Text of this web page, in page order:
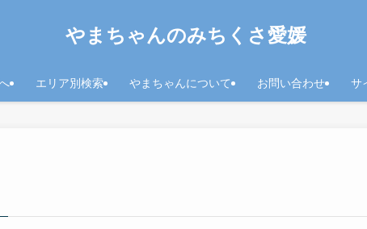
やまちゃんのみちくさ愛媛
エリア別検索 やまちゃんについて お問い合わせ サ